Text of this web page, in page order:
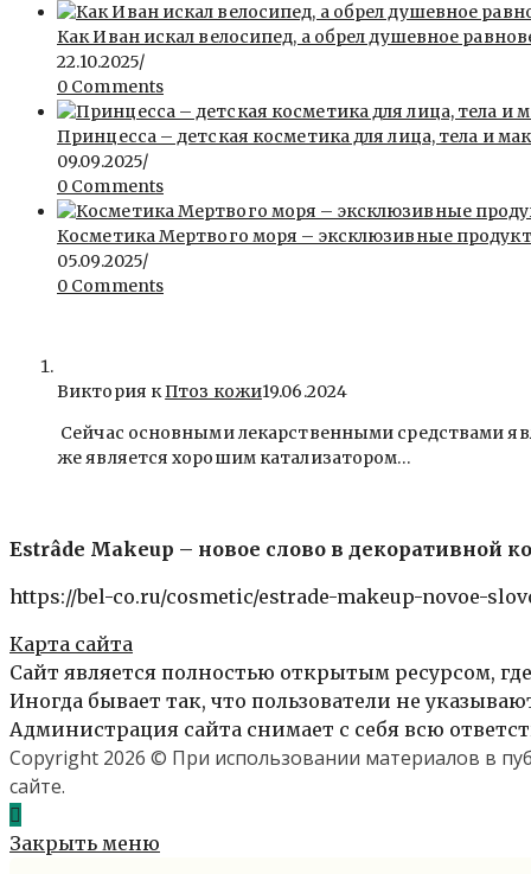
Как Иван искал велосипед, а обрел душевное
22.10.2025/
0 Comments
Принцесса – детская косметика для лица, тела и
09.09.2025/
0 Comments
Косметика Мертвого моря – эксклюзивные
05.09.2025/
0 Comments
Виктория кПтоз кожи19.06.2024
Сейчас основными лекарственными средствами
же является хорошим катализатором…
Estrâde Makeup – новое слово в декоративной
https://bel-co.ru/cosmetic/estrade-makeup-novoe-
Карта сайта
Сайт является полностью открытым ресурсом,
Иногда бывает так, что пользователи не
Администрация сайта снимает с себя всю
Copyright 2026 © При использовании материалов в
сайте.
Закрыть меню